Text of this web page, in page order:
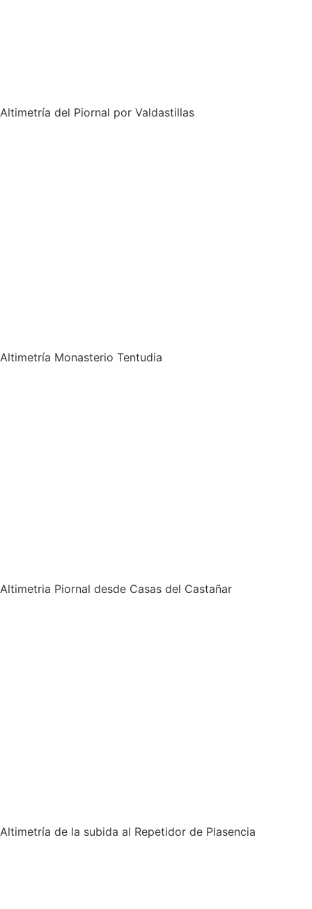
Altimetría del Piornal por Valdastillas
Altimetría Monasterio Tentudia
Altimetria Piornal desde Casas del Castañar
Altimetría de la subida al Repetidor de Plasencia